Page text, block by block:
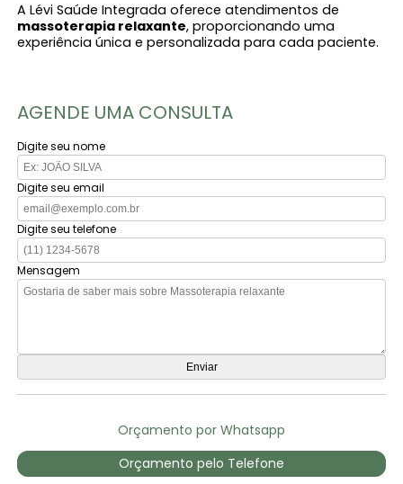
A Lévi Saúde Integrada oferece atendimentos de
massoterapia relaxante, proporcionando uma
experiência única e personalizada para cada paciente.
AGENDE UMA CONSULTA
Digite seu nome
Digite seu email
Digite seu telefone
Mensagem
Orçamento por Whatsapp
Orçamento pelo Telefone